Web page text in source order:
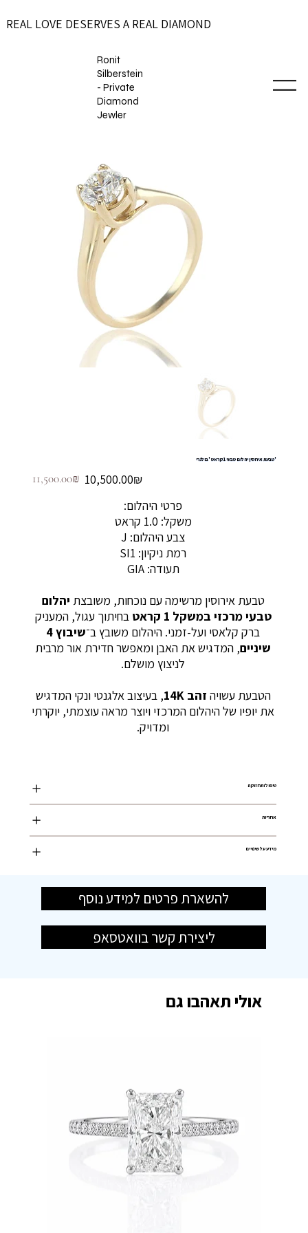
REAL LOVE DESERVES A REAL DIAMOND
Ronit
Silberstein
- Private
Diamond
Jewler
'טבעת אירוסין יהלום טבעי 1 קראט 'בולגרי
מקורי
‏11,500.00 ‏₪
מבצע
‏10,500.00 ‏₪
פרטי היהלום:
משקל: 1.0 קראט
צבע היהלום: J
רמת ניקיון: SI1
תעודה: GIA
טבעת אירוסין מרשימה עם נוכחות, משובצת יהלום
טבעי מרכזי במשקל 1 קראט
בחיתוך עגול, המעניק
ברק קלאסי ועל-זמני. היהלום משובץ ב־
שיבוץ 4
שיניים, המדגיש את האבן ומאפשר חדירת אור מרבית
לניצוץ מושלם.
הטבעת עשויה זהב 14K
, בעיצוב אלגנטי ונקי המדגיש
את יופיו של היהלום המרכזי ויוצר מראה עוצמתי, יוקרתי
ומדויק.
טיפול ותחזוקה
אחריות
מידע על שינויים
להשארת פרטים למידע נוסף
ליצירת קשר בוואטסאפ
אולי תאהבו גם